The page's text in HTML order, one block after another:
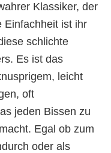
Klassiker, der
Einfachheit ist ihr
schlichte
Es ist das
leicht
oft
jeden Bissen zu
Egal ob zum
oder als